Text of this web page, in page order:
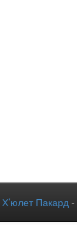
Х’юлет Пакард -